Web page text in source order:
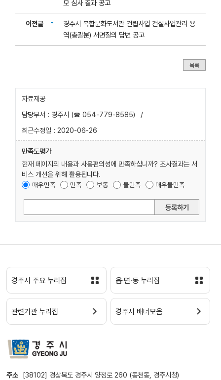
모 심사 결과 공고
이전글
경주시 복합문화도서관 건립사업 건설사업관리 용
역(총괄분) 서면질의 답변 공고
목록
자료제공
담당부서 : 경주시 (☎ 054-779-8585)
/
최근수정일 : 2020-06-26
만족도평가
현재 페이지의 내용과 사용편의성에 만족하십니까? 조사결과는 서
비스 개선을 위해 활용됩니다.
매우만족 만족 보통 불만족 매우불만족
등록하기
경주시 주요 누리집 읍·면·동 누리집
관련기관 누리집 경주시 배너모음
주소 [38102] 경상북도 경주시 양정로 260 (동천동, 경주시청)